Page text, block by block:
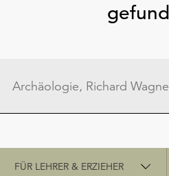
Schnellzugriff
FÜR LEHRER & ERZIEHER